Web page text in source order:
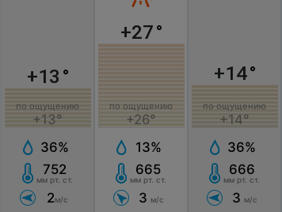
+13 °
по ощущению
+13°
36%
752
мм рт. ст.
2м/с
+27°
по ощущению
+26°
13%
665
мм рт. ст.
3 м/с
+14°
по ощущению
+14°
36%
666
мм рт. ст.
3 м/с